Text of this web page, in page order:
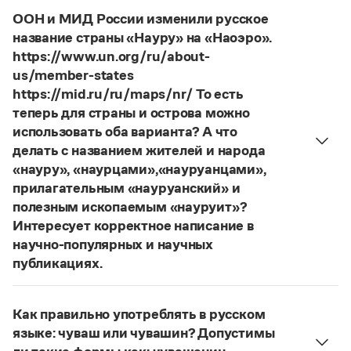
Словари русского языка как государственного
Справочники
Правила русской орфографии и пунктуации
Русский язык. Краткий теоретический курс
для школьников
Письмовник
Справочник по пунктуации
Словарь-справочник трудностей
Справочник по фразеологии
Словарь-справочник непростые слова
Все справочники портала
Журнал
Новости и события
Словарь русских имён
Словарь методических терминов
(1956)
Страница ответа
ООН и МИД России изменили русское
название страны «Науру» на «Наоэро».
https://www.un.org/ru/about-
us/member-states
https://mid.ru/ru/maps/nr/ То есть
теперь для страны и острова можно
использовать оба варианта? А что
делать с названием жителей и народа
«науру», «наурцами»,«науруанцами»,
прилагательным «науруанский» и
полезным ископаемым «науруит»?
Интересует корректное написание в
научно-популярных и научных
публикациях.
Изменение касается только официального
образованные от топонимаНауру, никуда из
русского языка не делись и по-прежнему могут
Как правильно употреблять в русском
языке: чуваш или чувашин? Допустимы